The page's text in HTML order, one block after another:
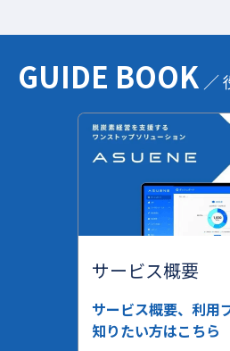
GUIDE BOOK ／
サービス概要
サービス概要、利用
知りたい方はこちら